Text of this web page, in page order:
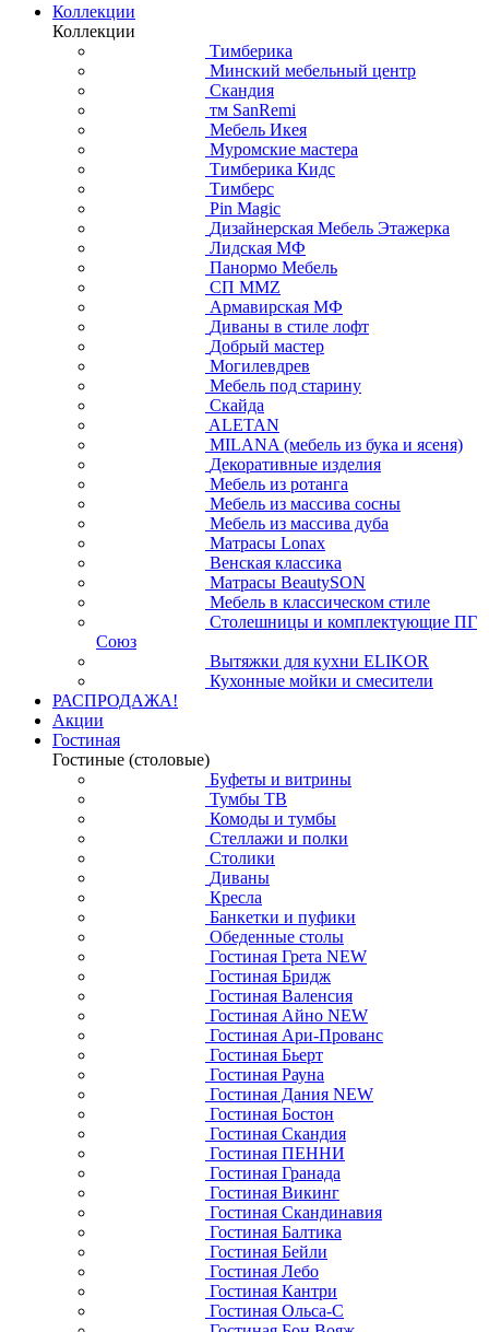
Коллекции
Коллекции
Тимберика
Минский мебельный центр
Скандия
тм SanRemi
Мебель Икея
Муромские мастера
Тимберика Кидс
Тимберс
Pin Magic
Дизайнерская Мебель Этажерка
Лидская МФ
Панормо Мебель
СП ММZ
Армавирская МФ
Диваны в стиле лофт
Добрый мастер
Могилевдрев
Мебель под старину
Скайда
ALETAN
MILANA (мебель из бука и ясеня)
Декоративные изделия
Мебель из ротанга
Мебель из массива сосны
Мебель из массива дуба
Матрасы Lonax
Венская классика
Матрасы BeautySON
Мебель в классическом стиле
Столешницы и комплектующие ПГ
Союз
Вытяжки для кухни ELIKOR
Кухонные мойки и смесители
РАСПРОДАЖА!
Акции
Гостиная
Гостиные (столовые)
Буфеты и витрины
Тумбы ТВ
Комоды и тумбы
Стеллажи и полки
Столики
Диваны
Кресла
Банкетки и пуфики
Обеденные столы
Гостиная Грета NEW
Гостиная Бридж
Гостиная Валенсия
Гостиная Айно NEW
Гостиная Ари-Прованс
Гостиная Бьерт
Гостиная Рауна
Гостиная Дания NEW
Гостиная Бостон
Гостиная Скандия
Гостиная ПЕННИ
Гостиная Гранада
Гостиная Викинг
Гостиная Скандинавия
Гостиная Балтика
Гостиная Бейли
Гостиная Лебо
Гостиная Кантри
Гостиная Ольса-С